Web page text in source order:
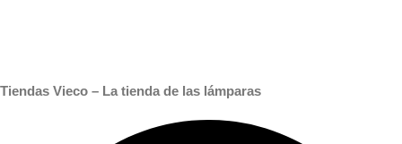
Tiendas Vieco – La tienda de las lámparas